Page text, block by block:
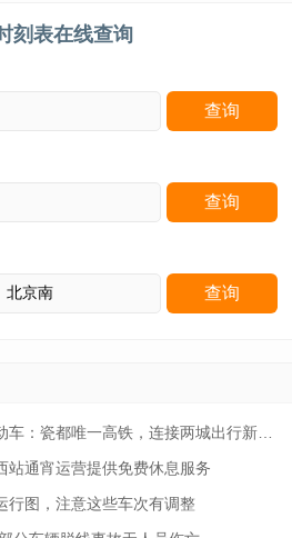
刻表在线查询
：瓷都唯一高铁，连接两城出行新选择
站通宵运营提供免费休息服务
行图，注意这些车次有调整